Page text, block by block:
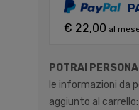
€ 22,00 al
POTRAI
le informazioni da
aggiunto al carrello: